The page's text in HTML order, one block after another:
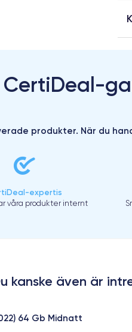
CertiDeal-
produkter. När du
expertis
våra produkter internt
kanske även är
64 Gb Midnatt